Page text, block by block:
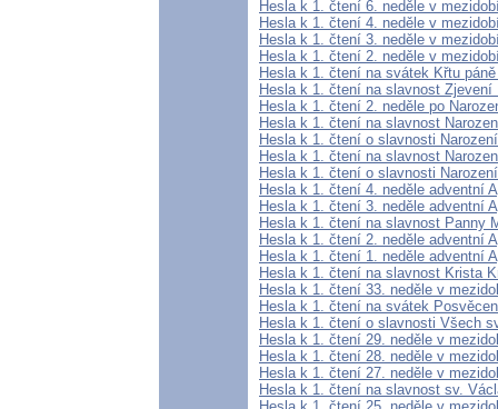
Hesla k 1. čtení 6. neděle v
Hesla k 1. čtení 4. neděle v
Hesla k 1. čtení 3. neděle v
Hesla k 1. čtení 2. neděle v
Hesla k 1. čtení na svátek Křtu páně
Hesla k 1. čtení na slavnost Zjevení
Hesla k 1. čtení 2. neděle po
Hesla k 1. čtení na slavnost
Hesla k 1. čtení o slavnosti
Hesla k 1. čtení na slavnost
Hesla k 1. čtení o slavnosti
Hesla k 1. čtení 4. neděle adventní A
Hesla k 1. čtení 3. neděle adventní A
Hesla k 1. čtení na slavnost Panny
Hesla k 1. čtení 2. neděle adventní A
Hesla k 1. čtení 1. neděle adventní A
Hesla k 1. čtení na slavnost Krista
Hesla k 1. čtení 33. neděle v
Hesla k 1. čtení na svátek
Hesla k 1. čtení o slavnosti Všech
Hesla k 1. čtení 29. neděle v
Hesla k 1. čtení 28. neděle v
Hesla k 1. čtení 27. neděle v
Hesla k 1. čtení na slavnost sv.